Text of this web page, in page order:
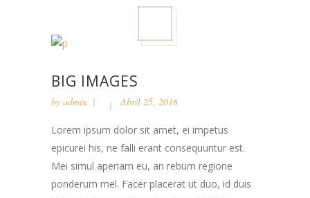
BIG IMAGES
by admin Abril 25, 2016
Lorem ipsum dolor sit amet, ei impetus
epicurei his, ne falli erant consequuntur est.
Mei simul aperiam eu, an rebum regione
ponderum mel. Facer placerat ut duo, id duis